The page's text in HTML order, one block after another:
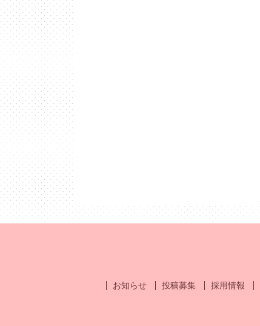
お知らせ 投稿募集 採用情報